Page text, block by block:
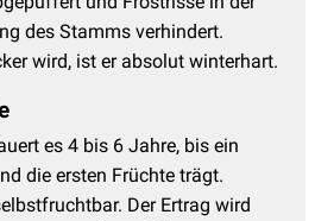
des Stamms verhindert.
wird, ist er absolut winterhart.
es 4 bis 6 Jahre, bis ein
die ersten Früchte trägt.
Der Ertrag wird